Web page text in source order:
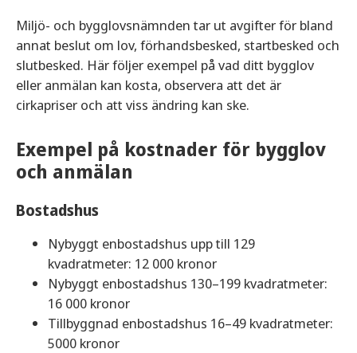
Miljö- och bygglovsnämnden tar ut avgifter för bland
annat beslut om lov, förhandsbesked, startbe­sked och
slutbesked. Här följer exempel på vad ditt bygglov
eller anmälan kan kosta, observera att det är
cirkapriser och att viss ändring kan ske.
Exempel på kostnader för bygglov
och anmälan
Bostadshus
Nybyggt enbostadshus upp till 129
kvadratmeter: 12 000 kronor
Nybyggt enbostadshus 130–199 kvadratmeter:
16 000 kronor
Tillbyggnad enbostadshus 16–49 kvadratmeter:
5000 kronor